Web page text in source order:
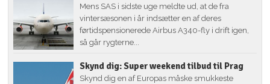
Mens SAS i sidste uge meldte ud, at de fra
vintersæsonen i år indsætter en af deres
førtidspensionerede Airbus A340-fly i drift igen,
så går rygterne...
Skynd dig: Super weekend tilbud til Prag
Skynd dig en af Europas måske smukkeste